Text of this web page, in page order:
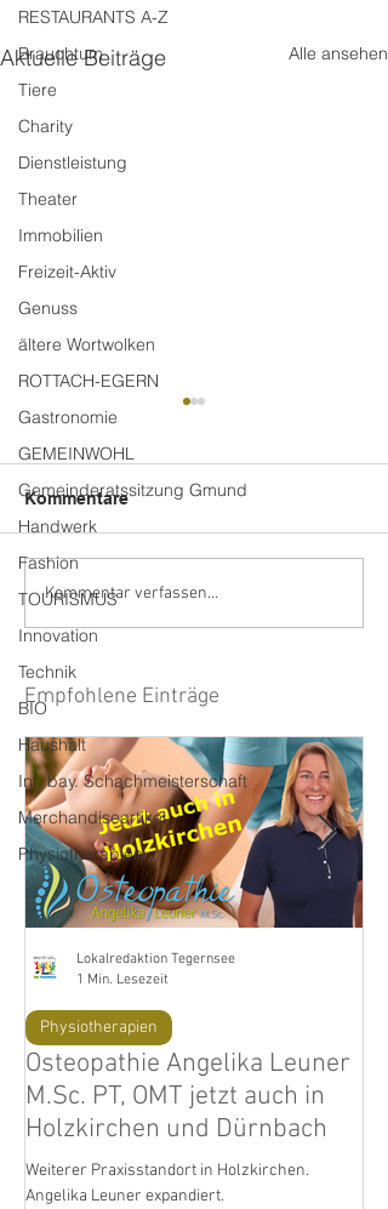
RESTAURANTS A-Z
Brauchtum
Tiere
Charity
Dienstleistung
Theater
Immobilien
Freizeit-Aktiv
Genuss
ältere Wortwolken
ROTTACH-EGERN
Gastronomie
GEMEINWOHL
Gemeinderatssitzung Gmund
Handwerk
Fashion
TOURISMUS
Innovation
Technik
BIO
Haushalt
Int. bay. Schachmeisterschaft
Merchandiseartikel
Physiotherapien
Aktuelle Beiträge Alle ansehen
Kommentare
Kommentar verfassen...
Empfohlene Einträge
Osteopathie Angelika Leuner
M.Sc. PT, OMT jetzt auch in
Holzkirchen und Dürnbach
Weiterer Praxisstandort in Holzkirchen.
Angelika Leuner expandiert.
Physiotherapien
Lokalredaktion Tegernsee
1 Min. Lesezeit